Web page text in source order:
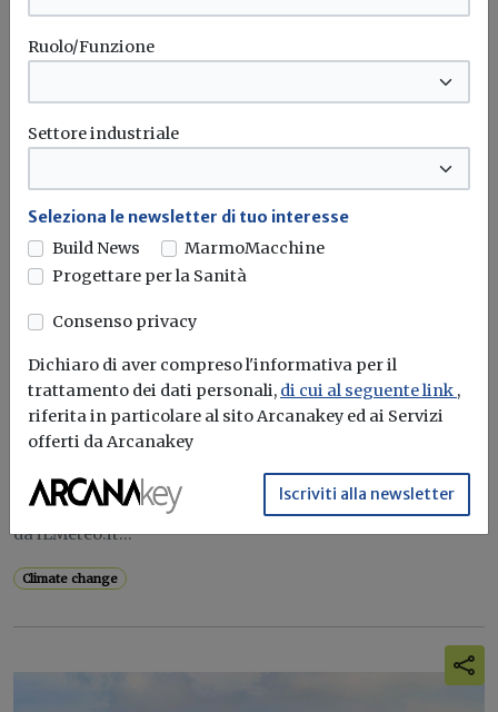
Cambiamento Climatico: è Roma la
città più colpita
Il dato nel Rapporto sul Clima del XXI secolo presentato
da iLMeteo.it...
Climate change
Ruolo/Funzione
Settore industriale
Seleziona le newsletter di tuo interesse
Build News
MarmoMacchine
Progettare per la Sanità
Consenso privacy
Dichiaro di aver compreso l'informativa per il
trattamento dei dati personali, di cui al seguente link ,
riferita in particolare al sito Arcanakey ed ai Servizi
offerti da Arcanakey
Iscriviti alla newsletter